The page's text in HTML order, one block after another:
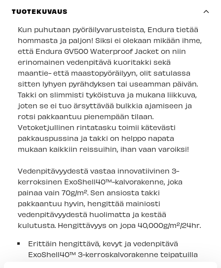
Imatran myymälä
Jyväskylän myymälä- Tilapäisesti loppu
Lappeenrannan myymälä-Tilapäisesti loppu
TUOTEKUVAUS
Kun puhutaan pyöräilyvarusteista, Endura tietää
hommasta ja paljon! Siksi ei olekaan mikään ihme,
että Endura GV500 Waterproof Jacket on niin
erinomainen vedenpitävä kuoritakki sekä
maantie- että maastopyöräilyyn, olit satulassa
sitten lyhyen pyrähdyksen tai useamman päivän.
Takki on slimmisti tyköistuva ja mukana liikkuva,
joten se ei tuo ärsyttävää bulkkia ajamiseen ja
rotsi pakkaantuu pienempään tilaan.
Vetoketjullinen rintatasku toimii kätevästi
pakkauspussina ja takki on helppo napata
mukaan kaikkiin reissuihin, ihan vaan varoiksi!
Vedenpitävyydestä vastaa innovatiivinen 3-
kerroksinen ExoShell40™-kalvorakenne, joka
painaa vain 70g/m². Sen ansiosta takki
pakkaantuu hyvin, hengittää mainiosti
vedenpitävyydestä huolimatta ja kestää
kulutusta. Hengittävyys on jopa 40,000g/m²/24hr.
Erittäin hengittävä, kevyt ja vedenpitävä
ExoShell40™ 3-kerroskalvorakenne teipatuilla